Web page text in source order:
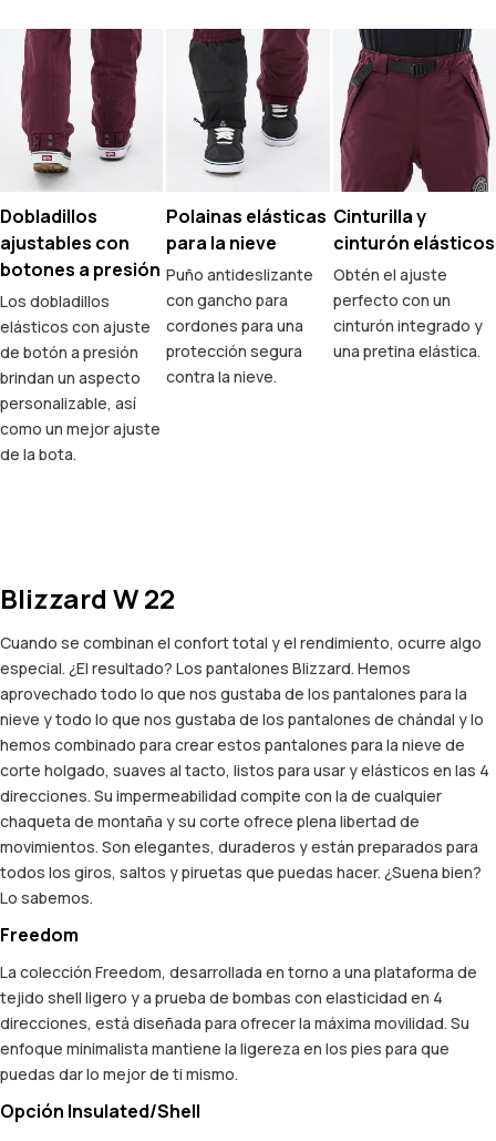
Dobladillos
ajustables con
botones a presión
Los dobladillos
elásticos con ajuste
de botón a presión
brindan un aspecto
personalizable, así
como un mejor ajuste
de la bota.
Polainas elásticas
para la nieve
Puño antideslizante
con gancho para
cordones para una
protección segura
contra la nieve.
Cinturilla y
cinturón elásticos
Obtén el ajuste
perfecto con un
cinturón integrado y
una pretina elástica.
Blizzard W 22
Cuando se combinan el confort total y el rendimiento, ocurre algo
especial. ¿El resultado? Los pantalones Blizzard. Hemos
aprovechado todo lo que nos gustaba de los pantalones para la
nieve y todo lo que nos gustaba de los pantalones de chándal y lo
hemos combinado para crear estos pantalones para la nieve de
corte holgado, suaves al tacto, listos para usar y elásticos en las 4
direcciones. Su impermeabilidad compite con la de cualquier
chaqueta de montaña y su corte ofrece plena libertad de
movimientos. Son elegantes, duraderos y están preparados para
todos los giros, saltos y piruetas que puedas hacer. ¿Suena bien?
Lo sabemos.
Freedom
La colección Freedom, desarrollada en torno a una plataforma de
tejido shell ligero y a prueba de bombas con elasticidad en 4
direcciones, está diseñada para ofrecer la máxima movilidad. Su
enfoque minimalista mantiene la ligereza en los pies para que
puedas dar lo mejor de ti mismo.
Opción Insulated/Shell